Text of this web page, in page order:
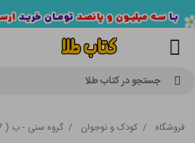
جستجو در کتاب طلا
فروشگاه / کودک و نوجوان / گروه سنی - ب ( 7 تا 9 سال )